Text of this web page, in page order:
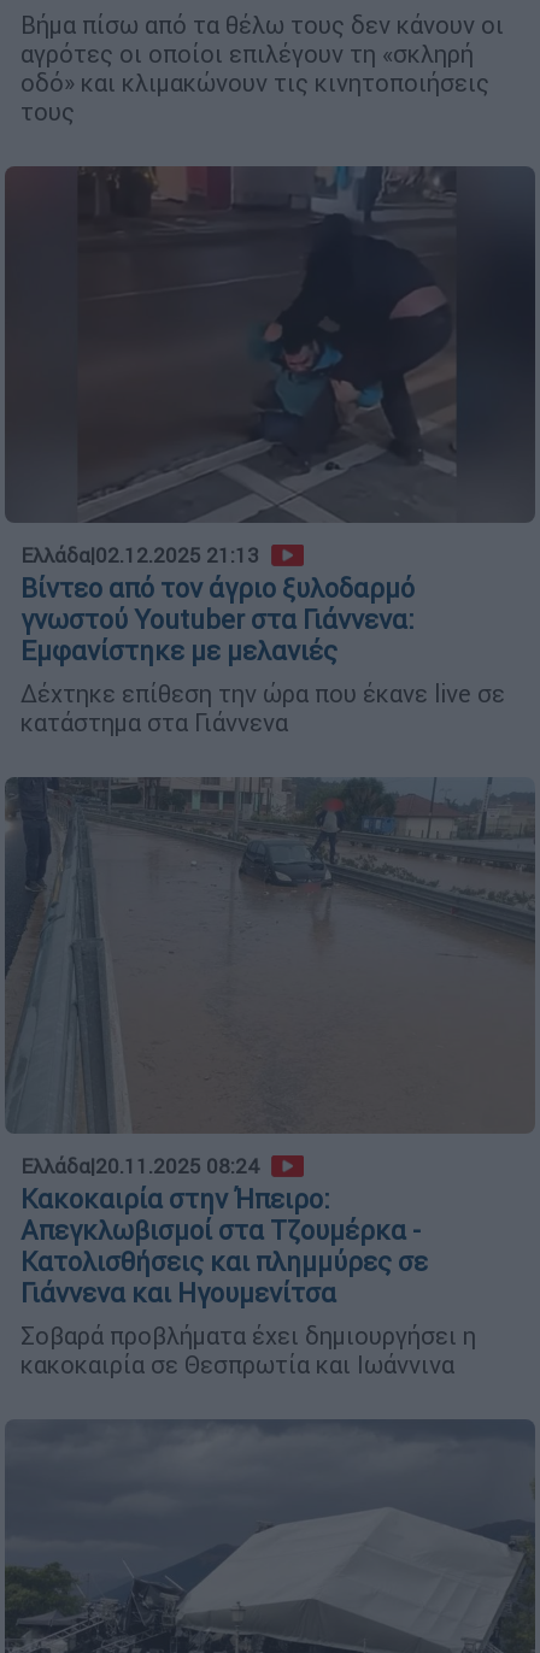
Βήμα πίσω από τα θέλω τους δεν κάνουν οι
αγρότες οι οποίοι επιλέγουν τη «σκληρή
οδό» και κλιμακώνουν τις κινητοποιήσεις
τους
Ελλάδα|02.12.2025 21:13
Βίντεο από τον άγριο ξυλοδαρμό
γνωστού Youtuber στα Γιάννενα:
Εμφανίστηκε με μελανιές
Δέχτηκε επίθεση την ώρα που έκανε live σε
κατάστημα στα Γιάννενα
Ελλάδα|20.11.2025 08:24
Κακοκαιρία στην Ήπειρο:
Απεγκλωβισμοί στα Τζουμέρκα -
Κατολισθήσεις και πλημμύρες σε
Γιάννενα και Ηγουμενίτσα
Σοβαρά προβλήματα έχει δημιουργήσει η
κακοκαιρία σε Θεσπρωτία και Ιωάννινα